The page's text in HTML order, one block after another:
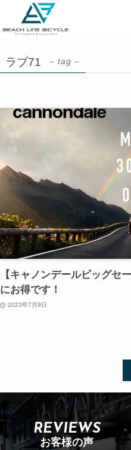
ラブ71 – tag –
【キャノンデールビッグセ
にお得です！
2023年7月9日
REVIEWS
お客様の声